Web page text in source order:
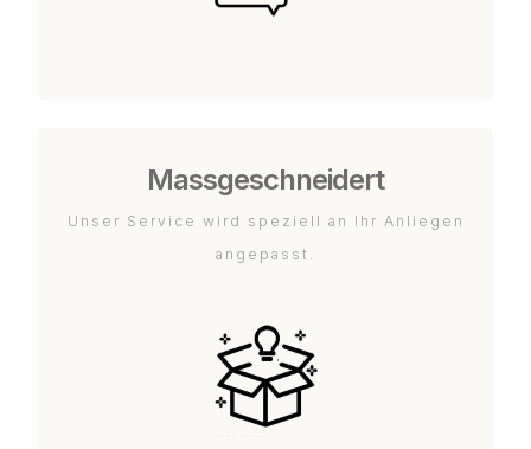
Massgeschneidert
Unser Service wird speziell an Ihr Anliegen
angepasst.